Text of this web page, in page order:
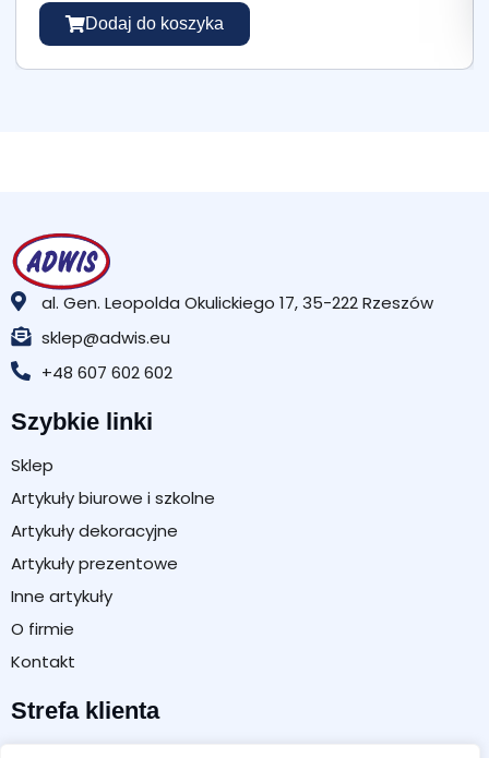
Dodaj do koszyka
al. Gen. Leopolda Okulickiego 17, 35-222 Rzeszów
sklep@adwis.eu
+48 607 602 602
Szybkie linki
Sklep
Artykuły biurowe i szkolne
Artykuły dekoracyjne
Artykuły prezentowe
Inne artykuły
O firmie
Kontakt
Strefa klienta